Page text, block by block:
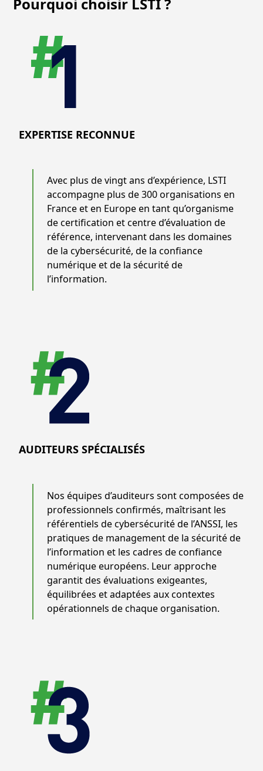
EXPERTISE RECONNUE
Avec plus de vingt ans d’expérience, LSTI
accompagne plus de 300 organisations en
France et en Europe en tant qu’organisme
de certification et centre d’évaluation de
référence, intervenant dans les domaines
de la cybersécurité, de la confiance
numérique et de la sécurité de
l’information.
AUDITEURS SPÉCIALISÉS
Nos équipes d’auditeurs sont composées de
professionnels confirmés, maîtrisant les
référentiels de cybersécurité de l’ANSSI, les
pratiques de management de la sécurité de
l’information et les cadres de confiance
numérique européens. Leur approche
garantit des évaluations exigeantes,
équilibrées et adaptées aux contextes
opérationnels de chaque organisation.